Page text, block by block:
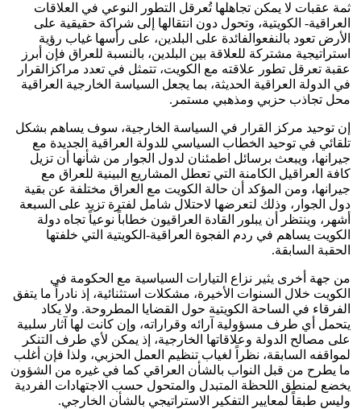
ثمة عقبات لا يمكن تجاهلها تُعرقل التطور النوعي في العلاقات
العراقية- الكويتية، وتحول دون انتقالها إلى شراكة حقيقية على
الأرض تعود بالنفعوالفائدة على البلدين، على رأسها غياب رؤية
استراتيجية مشتركة للعلاقة بين البلدين، بالنسبة للعراق فإن أبرز
عقبة تعرقل تطور علاقته مع الكويت، تتمثل في تعدد مراكزالقرار
في الدولة العراقية الحديثة، بما يجعل السياسة الخارجية العراقية
محل تجاذب حزبي ومذهبي مستمر.
إن توحيد مركز القرار في السياسة الخارجية، سوف يساهم بشكل
تلقائي في توحيد الخطاب السياسي للدولة العراقية الجديدة مع
جيرانها، ويبعث برسائل اطمئنان لدول الجوار من شأنها أن تزيل
كافة العراقيل الكامنة التي تعطل المشاريع البينية للعراق مع
جيرانها، ومن المؤكد أن حالة الكويت مع العراق مختلفة عن بقية
دول الجوار، وذلك لتعرضها لاحتلال شامل لفترة تزيد على السبعة
أشهر، وينتظر أن يبلور القادة العراقيون خطاباً نوعياً تجاه دولة
الكويت يساهم في ردم الفجوة العراقية-الكويتية التي خلفتها
الحقبة السابقة.
من جهة أخرى يثير نزاع التيارات السياسية مع الحكومة في
الكويت خلال السنوات الأخيرة، مشكلات استثنائية، إذ نادراً ما يتفق
الفرقاء في الساحة الكويتية حول القضايا المطروحة. ولا يكاد
يتحمل أي طرف مسؤولية آرائه وقراراته، وإن كانت لها آثار سلبية
على مصالح الدولة وعلاقاتها الخارجية، إذ يمكن لأي طرف التنكر
لمواقفه السابقة، نظراً لغياب تنظيم العمل الحزبي، ولذا فإن أغلب
ما يطرح من قبل النواب بالشأن العراقي كما في غيره من الشؤون
يخضع لمنطق اللحظة المتبدل والمتحول حسب الاجتهادات الفردية
وليس طبقاً لمعايير التفكير الاستراتيجي بالشأن الخارجي.